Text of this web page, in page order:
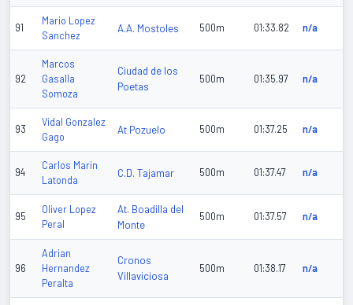
91
Mario Lopez
Sanchez
A.A. Mostoles 500m 01:33.82 n/a
92
Marcos
Gasalla
Somoza
Ciudad de los
Poetas
500m 01:35.97 n/a
93
Vidal Gonzalez
Gago
At Pozuelo 500m 01:37.25 n/a
94
Carlos Marin
Latonda
C.D. Tajamar 500m 01:37.47 n/a
95
Oliver Lopez
Peral
At. Boadilla del
Monte
500m 01:37.57 n/a
96
Adrian
Hernandez
Peralta
Cronos
Villaviciosa
500m 01:38.17 n/a